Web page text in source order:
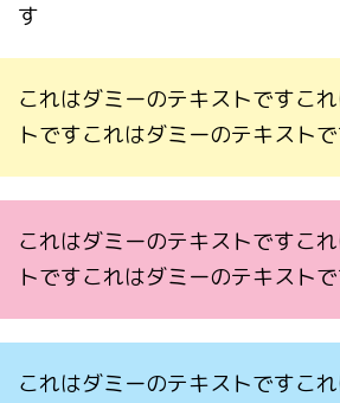
す
これはダミーのテキストですこ
トですこれはダミーのテキスト
これはダミーのテキストですこ
トですこれはダミーのテキスト
これはダミーのテキストですこ